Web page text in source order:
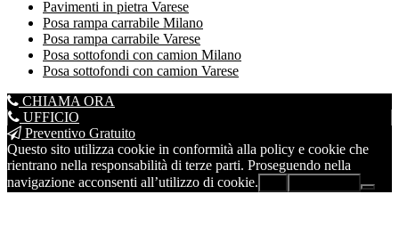
Pavimenti in pietra Varese
Posa rampa carrabile Milano
Posa rampa carrabile Varese
Posa sottofondi con camion Milano
Posa sottofondi con camion Varese
CHIAMA ORA
UFFICIO
Preventivo Gratuito
Questo sito utilizza cookie in conformità alla policy e cookie che
rientrano nella responsabilità di terze parti. Proseguendo nella
navigazione acconsenti all’utilizzo di cookie.